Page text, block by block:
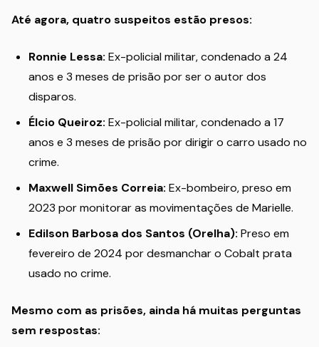
Até agora, quatro suspeitos estão presos:
Ronnie Lessa: Ex-policial militar, condenado a 24
anos e 3 meses de prisão por ser o autor dos
disparos.
Élcio Queiroz: Ex-policial militar, condenado a 17
anos e 3 meses de prisão por dirigir o carro usado no
crime.
Maxwell Simões Correia: Ex-bombeiro, preso em
2023 por monitorar as movimentações de Marielle.
Edilson Barbosa dos Santos (Orelha): Preso em
fevereiro de 2024 por desmanchar o Cobalt prata
usado no crime.
Mesmo com as prisões, ainda há muitas perguntas
sem respostas: